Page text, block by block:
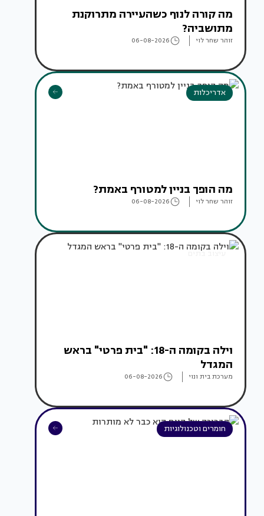
מה קורה לנוף כשהעיירה מתרוקנת
מתושביה?
זוהר שחר לוי 06-08-2026
אדריכלות
מה הופך בניין למטורף באמת?
זוהר שחר לוי 06-08-2026
עיצוב בתים
וילה בקומה ה-18: "בית פרטי" בראש
המגדל
מערכת בית ונוי 06-08-2026
חומרים וטכנולוגיות